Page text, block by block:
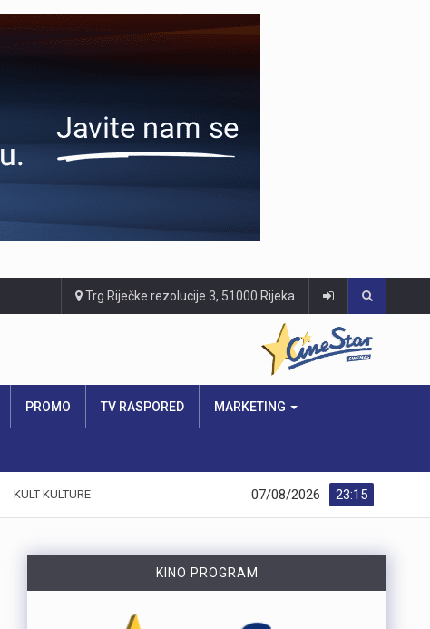
Trg Riječke rezolucije 3, 51000 Rijeka
PROMO TV RASPORED MARKETING
KULT KULTURE 23:15
07/08/2026
KINO PROGRAM